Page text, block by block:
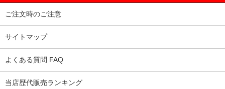
ご注文時のご注意
サイトマップ
よくある質問 FAQ
当店歴代販売ランキング